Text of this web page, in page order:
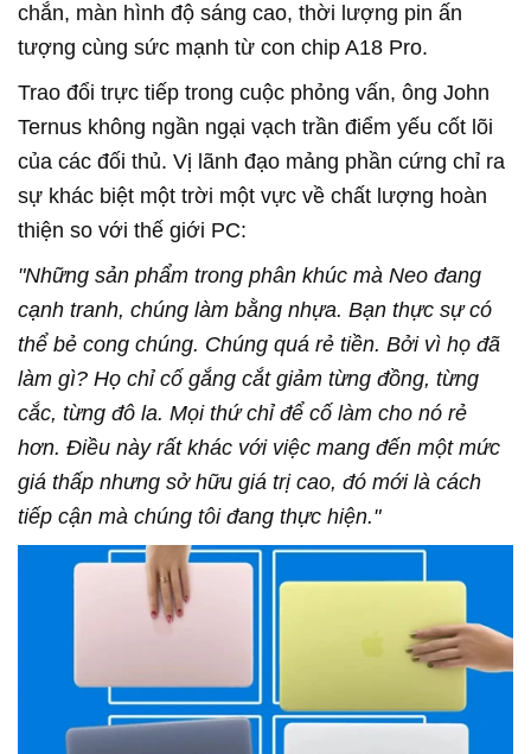
chắn, màn hình độ sáng cao, thời lượng pin ấn
tượng cùng sức mạnh từ con chip A18 Pro.
Trao đổi trực tiếp trong cuộc phỏng vấn, ông John
Ternus không ngần ngại vạch trần điểm yếu cốt lõi
của các đối thủ. Vị lãnh đạo mảng phần cứng chỉ ra
sự khác biệt một trời một vực về chất lượng hoàn
thiện so với thế giới PC:
"Những sản phẩm trong phân khúc mà Neo đang
cạnh tranh, chúng làm bằng nhựa. Bạn thực sự có
thể bẻ cong chúng. Chúng quá rẻ tiền. Bởi vì họ đã
làm gì? Họ chỉ cố gắng cắt giảm từng đồng, từng
cắc, từng đô la. Mọi thứ chỉ để cố làm cho nó rẻ
hơn. Điều này rất khác với việc mang đến một mức
giá thấp nhưng sở hữu giá trị cao, đó mới là cách
tiếp cận mà chúng tôi đang thực hiện."